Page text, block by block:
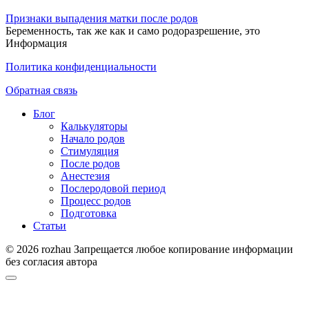
Признаки выпадения матки после родов
Беременность, так же как и само родоразрешение, это
Информация
Политика конфиденциальности
Обратная связь
Блог
Калькуляторы
Начало родов
Стимуляция
После родов
Анестезия
Послеродовой период
Процесс родов
Подготовка
Статьи
© 2026 rozhau Запрещается любое копирование информации
без согласия автора